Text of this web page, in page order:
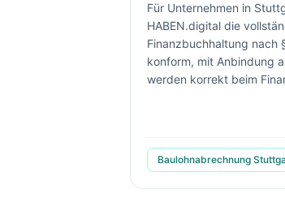
Für Unternehmen in
HABEN.digital die
Finanzbuchhaltung nach
konform, mit Anbindung
werden korrekt beim
Baulohnabrechnung